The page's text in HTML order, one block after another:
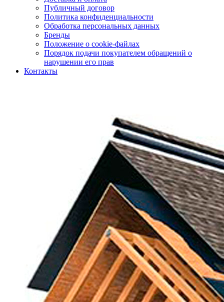
Публичный договор
Политика конфиденциальности
Обработка персональных данных
Бренды
Положение о cookie-файлах
Порядок подачи покупателем обращений о
нарушении его прав
Контакты